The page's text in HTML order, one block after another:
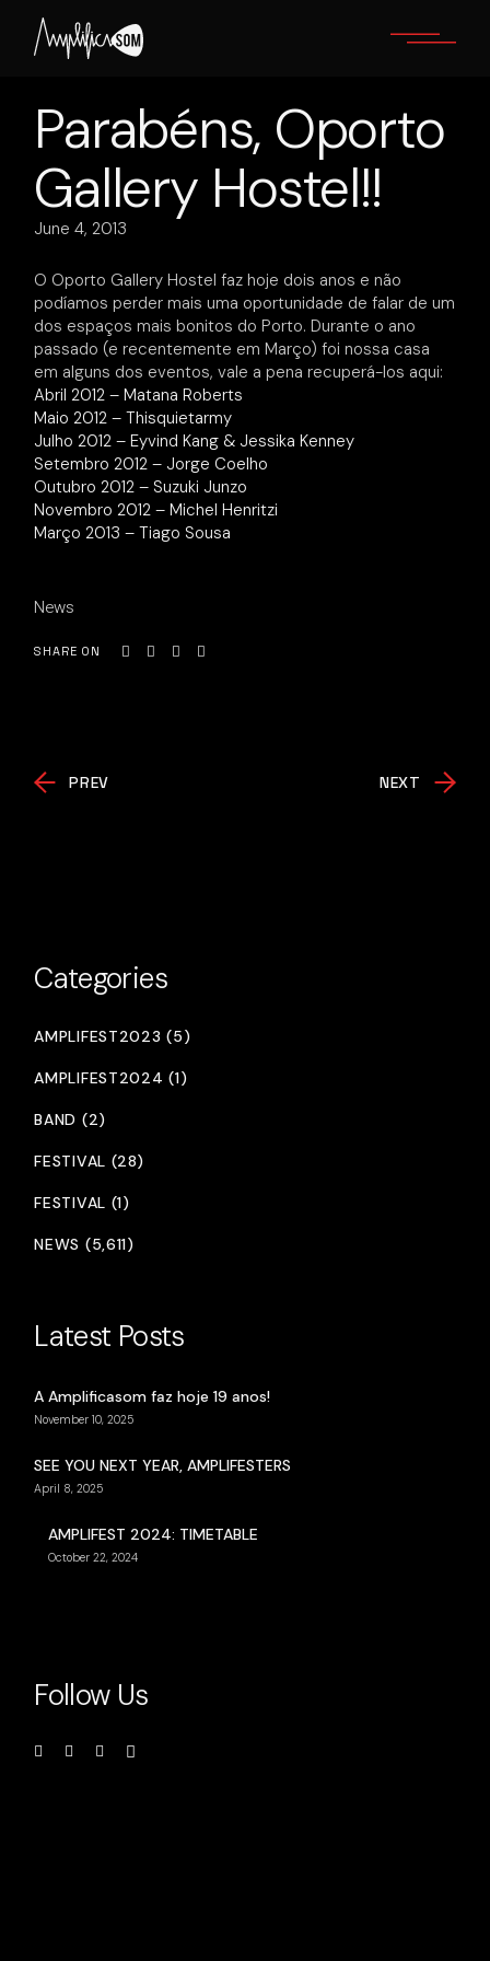
content
Parabéns, Oporto
Gallery Hostel!!
June 4, 2013
O Oporto Gallery Hostel faz hoje dois anos e não
podíamos perder mais uma oportunidade de falar de um
dos espaços mais bonitos do Porto. Durante o ano
passado (e recentemente em Março) foi nossa casa
em alguns dos eventos, vale a pena recuperá-los aqui:
Abril 2012 – Matana Roberts
Maio 2012 – Thisquietarmy
Julho 2012 – Eyvind Kang & Jessika Kenney
Setembro 2012 – Jorge Coelho
Outubro 2012 – Suzuki Junzo
Novembro 2012 – Michel Henritzi
Março 2013 – Tiago Sousa
News
SHARE ON
PREV NEXT
Categories
AMPLIFEST2023 (5)
AMPLIFEST2024 (1)
BAND (2)
FESTIVAL (28)
FESTIVAL (1)
NEWS (5,611)
Latest Posts
A Amplificasom faz hoje 19 anos!
November 10, 2025
SEE YOU NEXT YEAR, AMPLIFESTERS
April 8, 2025
AMPLIFEST 2024: TIMETABLE
October 22, 2024
Follow Us